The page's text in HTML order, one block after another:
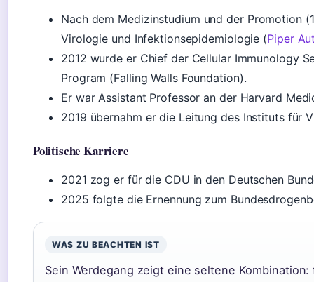
Nach dem Medizinstudium und der Promotion
Virologie und Infektionsepidemiologie (Piper
2012 wurde er Chief der Cellular Immunology
Program (Falling Walls Foundation).
Er war Assistant Professor an der Harvard
2019 übernahm er die Leitung des Instituts für
Politische Karriere
2021 zog er für die CDU in den Deutschen
2025 folgte die Ernennung zum
WAS ZU BEACHTEN IST
Sein Werdegang zeigt eine seltene